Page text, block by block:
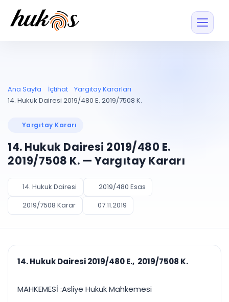
Entegrasyonu
UYAP ile otomatik
UYAP Evrak
Entegrasyonu
UETS Entegrasyonu
Tebligatları anında
Müvekkil ve taraf
Vekalet
PLANLAMA & TAKİP
Pano ve Takip
Duruşma ve görev
takvimi
Bildirim
Süreleri asla kaçırmayın
takibi
Blog
Ücretsiz Başlayın Giriş Yap
Ana Sayfa İçtihat
Yargıtay Kararları
14. Hukuk Dairesi 2019/480 E. 2019/7508 K.
Yargıtay Kararı
14. Hukuk Dairesi 2019/480 E.
2019/7508 K. — Yargıtay Kararı
14. Hukuk Dairesi
2019/480 Esas
2019/7508 Karar
07.11.2019
14. Hukuk Dairesi 2019/480 E., 2019/7508 K.
MAHKEMESİ :Asliye Hukuk Mahkemesi